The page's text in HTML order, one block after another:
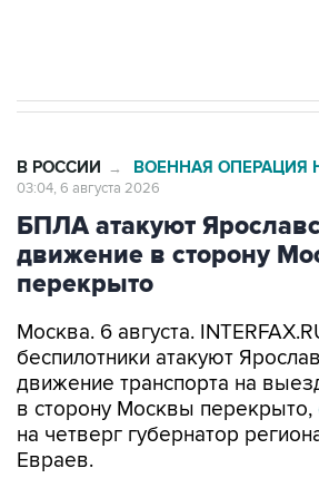
В РОССИИ → ВОЕННАЯ ОПЕРАЦИЯ
03:04, 6 августа 2026
БПЛА атакуют
движение в сторону
перекрыто
Москва. 6 августа.
беспилотники атакуют
движение транспорта на
в сторону Москвы перекрыто,
на четверг губернатор
Евраев.